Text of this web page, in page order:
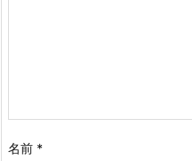
名前 *